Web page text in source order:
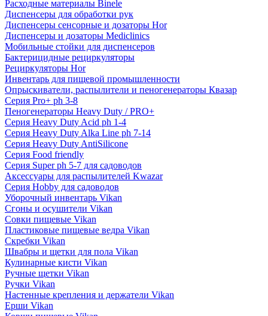
Расходные материалы Binele
Диспенсеры для обработки рук
Диспенсеры сенсорные и дозаторы Hor
Диспенсеры и дозаторы Mediclinics
Мобильные стойки для диспенсеров
Бактерицидные рециркуляторы
Рециркуляторы Hor
Инвентарь для пищевой промышленности
Опрыскиватели, распылители и пеногенераторы Квазар
Серия Pro+ ph 3-8
Пеногенераторы Heavy Duty / PRO+
Серия Heavy Duty Acid ph 1-4
Серия Heavy Duty Alka Line ph 7-14
Серия Heavy Duty AntiSilicone
Серия Food friendly
Серия Super ph 5-7 для садоводов
Аксессуары для распылителей Kwazar
Серия Hobby для садоводов
Уборочный инвентарь Vikan
Сгоны и осушители Vikan
Совки пищевые Vikan
Пластиковые пищевые ведра Vikan
Скребки Vikan
Швабры и щетки для пола Vikan
Кулинарные кисти Vikan
Ручные щетки Vikan
Ручки Vikan
Настенные крепления и держатели Vikan
Ерши Vikan